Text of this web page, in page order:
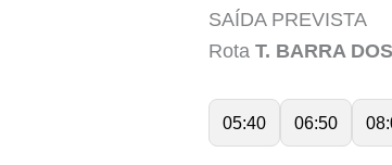
SAÍDA PREVISTA
Rota T. BARRA
05:40 06:50